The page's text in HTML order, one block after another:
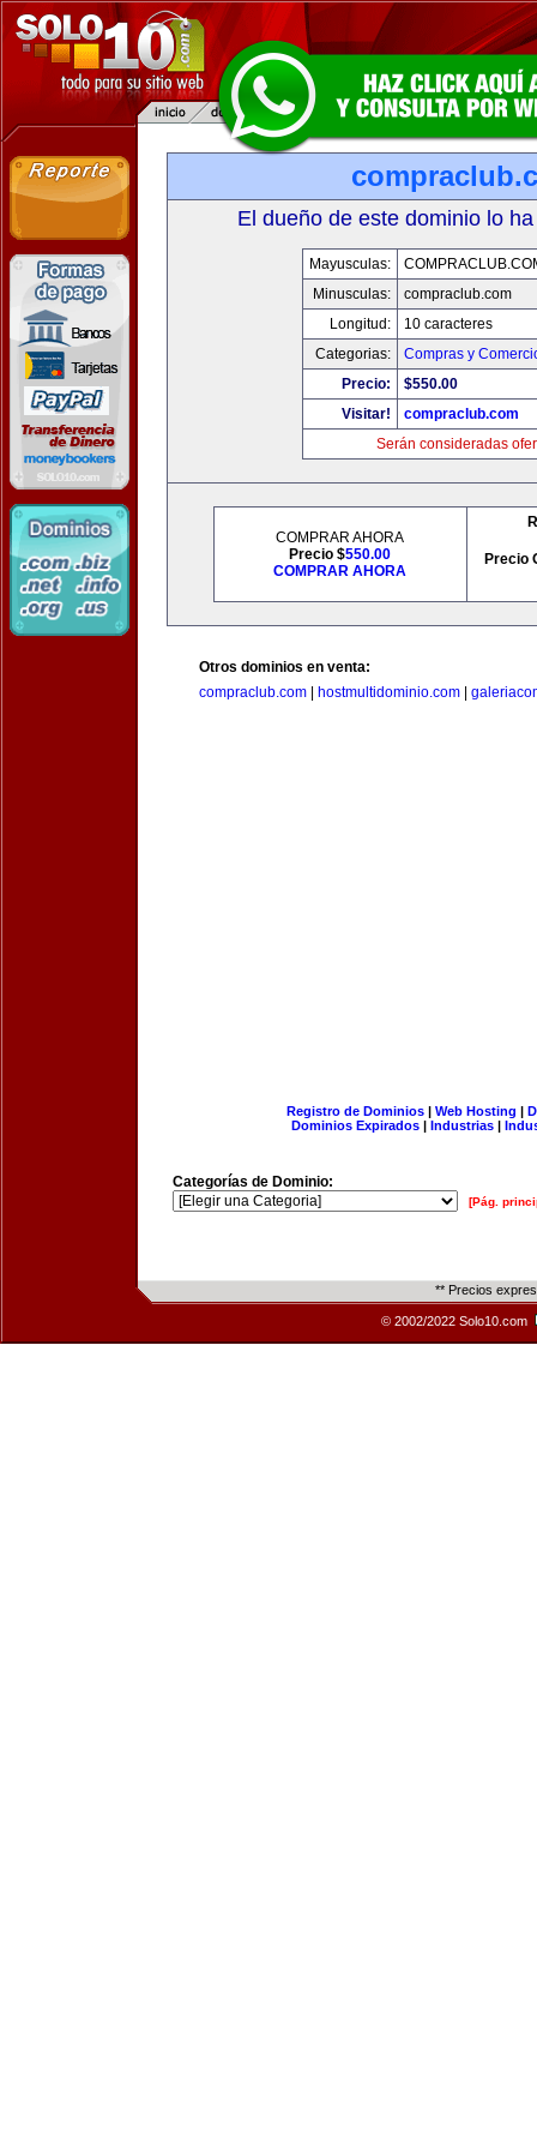
El dueño de este dominio lo
Mayusculas:
Minusculas:
compraclub.com
Longitud:
10 caracteres
Categorias:
Compras y
Precio:
$550.00
Visitar!
compraclub.com
Serán consideradas
COMPRAR AHORA
Precio $550.00
COMPRAR AHORA
Precio
Otros dominios en venta:
compraclub.com
hostmultidominio.com
Registro de Dominios| Web Hosting |
Dominios Expirados | Industrias |
Categorías de Dominio:
[Pág.
** Precios
© 2002/2022 Solo10.com